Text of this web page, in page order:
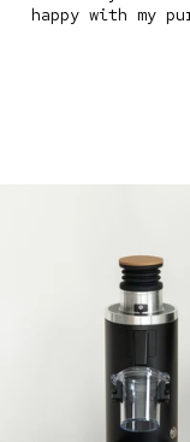
happy with my